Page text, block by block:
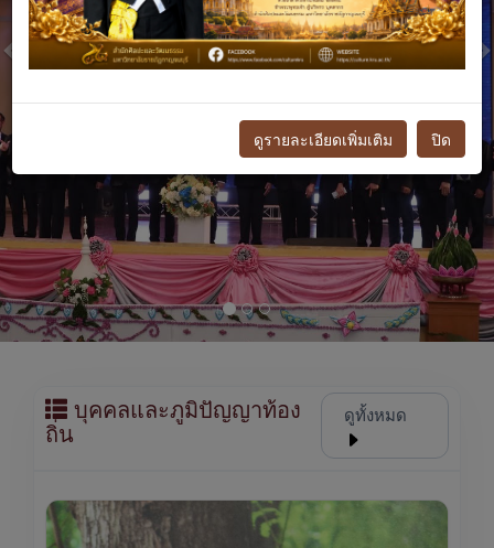
บุคคลและภูมิปัญญาท้อง
ถิ่น
ดูทั้งหมด
ดูรายละเอียดเพิ่มเติม ปิด